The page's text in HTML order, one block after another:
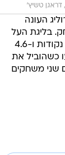
טשיץ'
משחקי יורוליג העונה
למשחק. בליגת העל
הוא שותף בתשעה משחקים ורשם 8.2 נקודות ו-4.6
כשהוביל את
שני משחקים